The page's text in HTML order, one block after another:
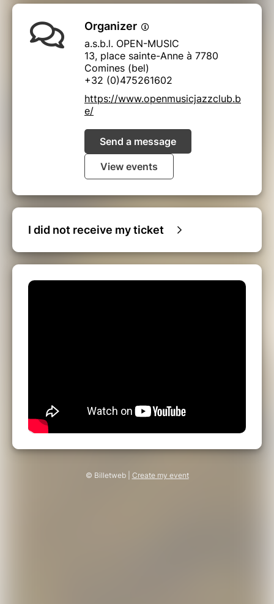
Organizer
a.s.b.l. OPEN-MUSIC
13, place sainte-Anne à 7780
Comines (bel)
+32 (0)475261602
https://www.openmusicjazzclub.b
e/
Send a message
View events
I did not receive my ticket
© Billetweb | Create my event